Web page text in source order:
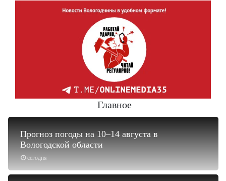
Главное
сегодня
Прогноз погоды на 10–14 августа в
Вологодской области